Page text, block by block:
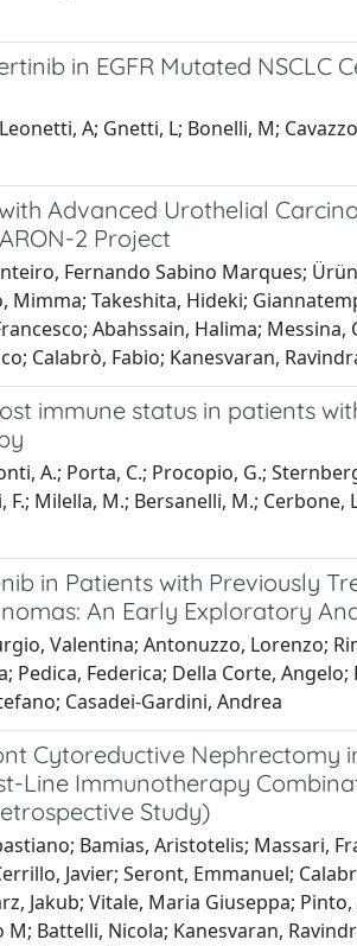
in EGFR Mutated NSCLC
A; Gnetti, L; Bonelli, M;
Advanced Urothelial
2 Project
Fernando Sabino Marques;
Mimma; Takeshita, Hideki;
Abahssain, Halima;
Calabrò, Fabio; Kanesvaran,
immune status in patients
A.; Porta, C.; Procopio, G.;
F.; Milella, M.; Bersanelli, M.;
in Patients with Previously
An Early Exploratory
Valentina; Antonuzzo, Lorenzo;
Pedica, Federica; Della Corte,
Casadei-Gardini, Andrea
Cytoreductive Nephrectomy
Line Immunotherapy
Study)
Bamias, Aristotelis; Massari,
Javier; Seront, Emmanuel;
Jakub; Vitale, Maria Giuseppa;
Battelli, Nicola; Kanesvaran,